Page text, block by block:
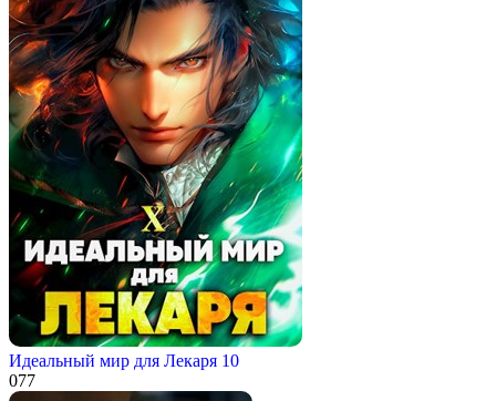
Идеальный мир для Лекаря 10
077